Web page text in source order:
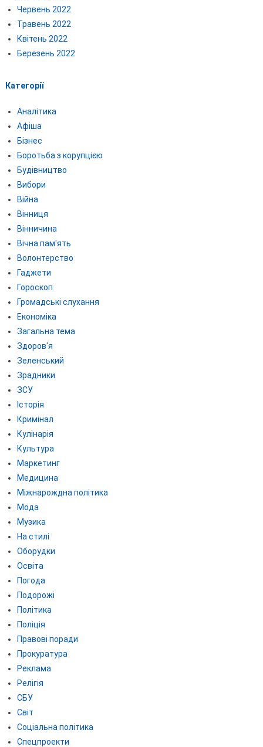
Червень 2022
Травень 2022
Квітень 2022
Березень 2022
Категорії
Аналітика
Афіша
Бізнес
Боротьба з корупцією
Будівництво
Вибори
Війна
Вінниця
Вінничина
Вічна пам'ять
Волонтерство
Гаджети
Гороскоп
Громадські слухання
Економіка
Загальна тема
Здоров'я
Зеленський
Зрадники
ЗСУ
Історія
Кримінал
Кулінарія
Культура
Маркетинг
Медицина
Міжнарождна політика
Мода
Музика
На стилі
Оборудки
Освіта
Погода
Подорожі
Політика
Поліція
Правові поради
Прокуратура
Реклама
Релігія
СБУ
Світ
Соціальна політика
Спецпроекти